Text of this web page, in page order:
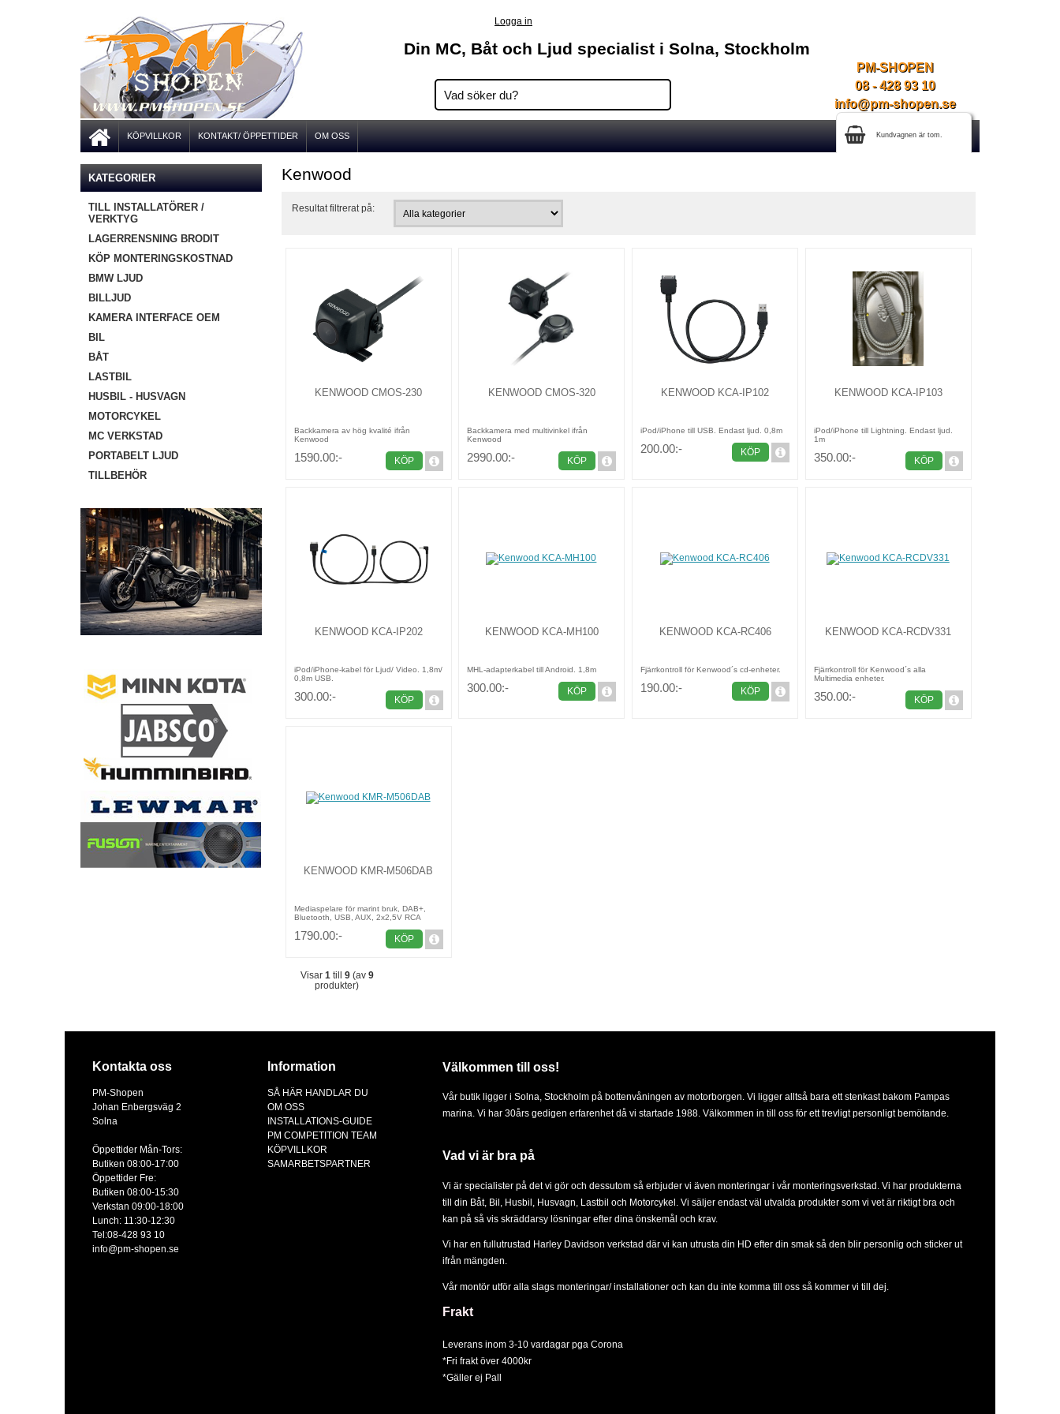
Logga in
Din MC, Båt och Ljud specialist i Solna, Stockholm
PM-SHOPEN
08 - 428 93 10
info@pm-shopen.se
KÖPVILLKOR KONTAKT/ ÖPPETTIDER OM OSS Kundvagnen är tom.
KATEGORIER
TILL INSTALLATÖRER /
VERKTYG
LAGERRENSNING BRODIT
KÖP MONTERINGSKOSTNAD
BMW LJUD
BILLJUD
KAMERA INTERFACE OEM
BIL
BÅT
LASTBIL
HUSBIL - HUSVAGN
MOTORCYKEL
MC VERKSTAD
PORTABELT LJUD
TILLBEHÖR
Kenwood
Resultat filtrerat på:
KENWOOD CMOS-230
Backkamera av hög kvalité ifrån
Kenwood
1590.00:- KÖP
KENWOOD CMOS-320
Backkamera med multivinkel ifrån
Kenwood
2990.00:- KÖP
KENWOOD KCA-IP102
iPod/iPhone till USB. Endast ljud. 0,8m
200.00:- KÖP
KENWOOD KCA-IP103
iPod/iPhone till Lightning. Endast ljud.
1m
350.00:- KÖP
KENWOOD KCA-IP202
iPod/iPhone-kabel för Ljud/ Video. 1,8m/
0,8m USB.
300.00:- KÖP
KENWOOD KCA-MH100
MHL-adapterkabel till Android. 1,8m
300.00:- KÖP
KENWOOD KCA-RC406
Fjärrkontroll för Kenwood´s cd-enheter.
190.00:- KÖP
KENWOOD KCA-RCDV331
Fjärrkontroll för Kenwood´s alla
Multimedia enheter.
350.00:- KÖP
KENWOOD KMR-M506DAB
Mediaspelare för marint bruk, DAB+,
Bluetooth, USB, AUX, 2x2,5V RCA
1790.00:- KÖP
Visar 1 till 9(av 9
produkter)
Kontakta oss
PM-Shopen
Johan Enbergsväg 2
Solna
Öppettider Mån-Tors:
Butiken 08:00-17:00
Öppettider Fre:
Butiken 08:00-15:30
Verkstan 09:00-18:00
Lunch: 11:30-12:30
Tel:08-428 93 10
info@pm-shopen.se
Information
SÅ HÄR HANDLAR DU
OM OSS
INSTALLATIONS-GUIDE
PM COMPETITION TEAM
KÖPVILLKOR
SAMARBETSPARTNER
Välkommen till oss!
Vår butik ligger i Solna, Stockholm på bottenvåningen av motorborgen. Vi ligger alltså bara ett stenkast bakom Pampas
marina. Vi har 30års gedigen erfarenhet då vi startade 1988. Välkommen in till oss för ett trevligt personligt bemötande.
Vad vi är bra på
Vi är specialister på det vi gör och dessutom så erbjuder vi även monteringar i vår monteringsverkstad. Vi har produkterna
till din Båt, Bil Husbil, Husvagn Lastbil och Motorcykel . Vi säljer endast väl utvalda produkter som vi vet är riktigt bra och
kan på så vis skräddarsy lösningar efter dina önskemål och krav.
Vi har en fullutrustad Harley Davidson verkstad där vi kan utrusta din HD efter din smak så den blir personlig och sticker ut
ifrån mängden.
Vår montör utför alla slags monteringar/ installationeroch kan du inte komma till oss så kommer vi till dej.
Frakt
Leverans inom 3-10 vardagar pga Corona
*Fri frakt över 4000kr
*Gäller ej Pall